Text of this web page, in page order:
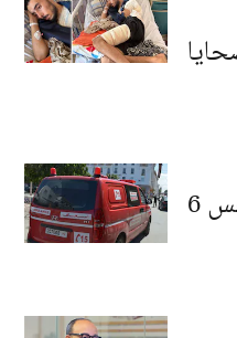
شاحنة للوزن الثقيل تدهس 6